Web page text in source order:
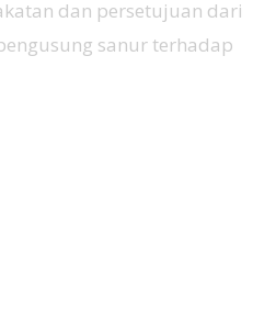
dan persetujuan dari
sanur terhadap